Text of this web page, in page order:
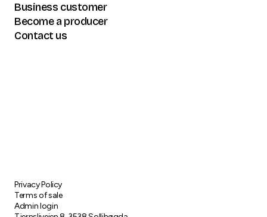
Business customer
Become a producer
Contact us
Admin login
Privacy Policy
Terms of sale